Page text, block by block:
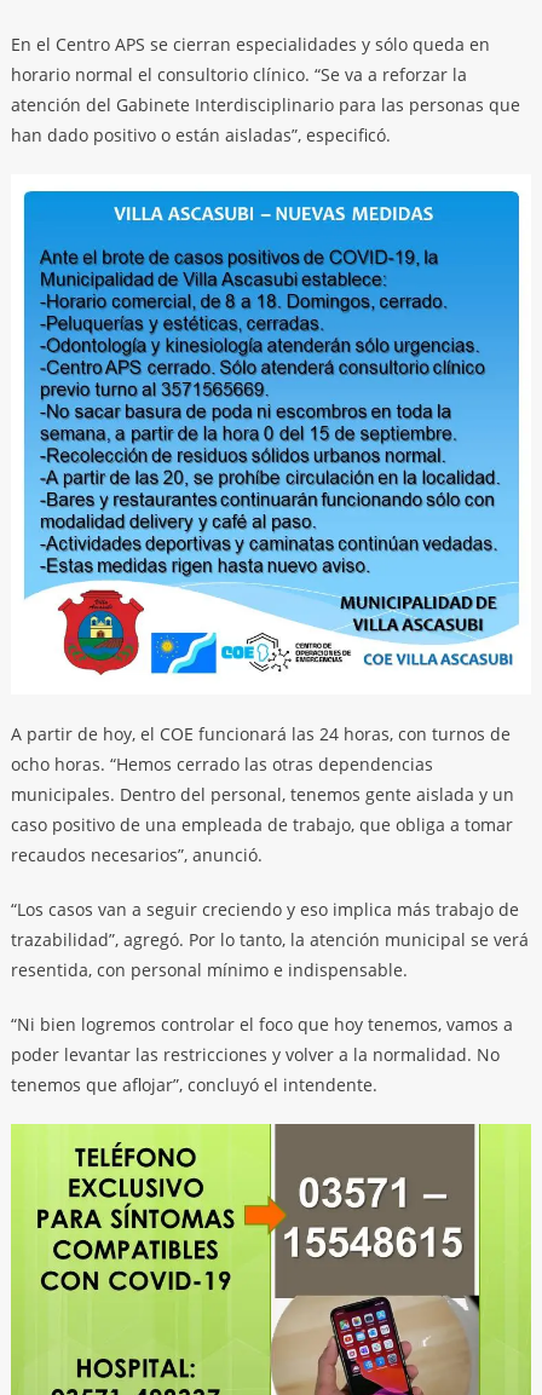
En el Centro APS se cierran especialidades y sólo queda en
horario normal el consultorio clínico. “Se va a reforzar la
atención del Gabinete Interdisciplinario para las personas que
han dado positivo o están aisladas”, especificó.
A partir de hoy, el COE funcionará las 24 horas, con turnos de
ocho horas. “Hemos cerrado las otras dependencias
municipales. Dentro del personal, tenemos gente aislada y un
caso positivo de una empleada de trabajo, que obliga a tomar
recaudos necesarios”, anunció.
“Los casos van a seguir creciendo y eso implica más trabajo de
trazabilidad”, agregó. Por lo tanto, la atención municipal se verá
resentida, con personal mínimo e indispensable.
“Ni bien logremos controlar el foco que hoy tenemos, vamos a
poder levantar las restricciones y volver a la normalidad. No
tenemos que aflojar”, concluyó el intendente.